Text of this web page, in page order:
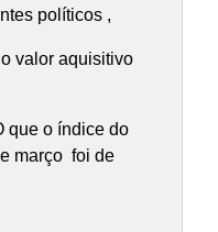
políticos ,
valor aquisitivo
o índice do
março foi de